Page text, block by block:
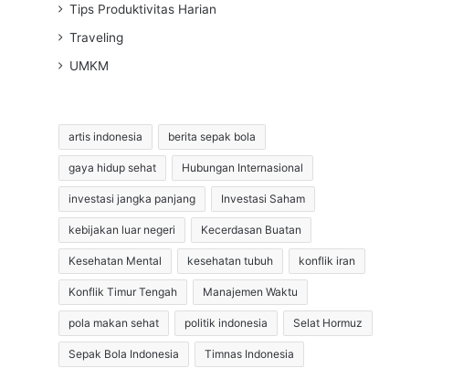
Tips Produktivitas Harian
Traveling
UMKM
artis indonesia berita sepak bola
gaya hidup sehat Hubungan Internasional
investasi jangka panjang Investasi Saham
kebijakan luar negeri Kecerdasan Buatan
Kesehatan Mental kesehatan tubuh konflik iran
Konflik Timur Tengah Manajemen Waktu
pola makan sehat politik indonesia Selat Hormuz
Sepak Bola Indonesia Timnas Indonesia